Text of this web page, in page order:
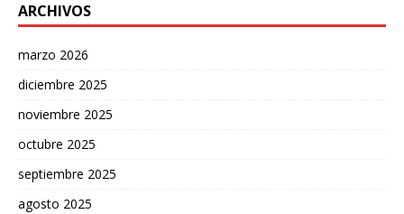
ARCHIVOS
marzo 2026
diciembre 2025
noviembre 2025
octubre 2025
septiembre 2025
agosto 2025